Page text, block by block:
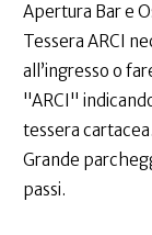
Apertura Bar e
Tessera ARCI
all’ingresso o
"ARCI"
tessera cartacea.
Grande
passi.